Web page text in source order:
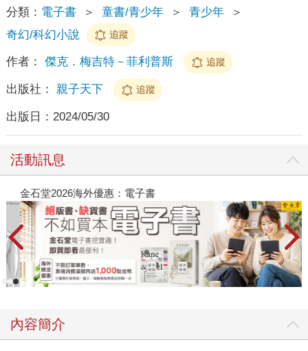
分類： 電子書 ＞ 童書/青少年 ＞ 青少年
＞
奇幻/科幻小說
追蹤
作者： 傑克．梅吉特－菲利普斯 追蹤
出版社： 親子天下 追蹤
出版日： 2024/05/30
活動訊息
金石堂2026海外優惠：電子書
內容簡介